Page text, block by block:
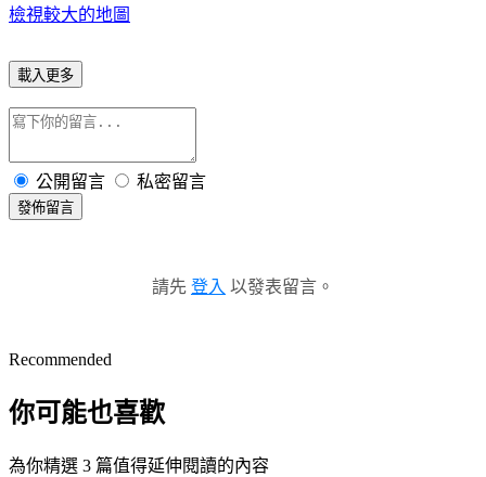
檢視較大的地圖
載入更多
公開留言 私密留言
發佈留言
請先 登入 以發表留言。
Recommended
你可能也喜歡
為你精選 3 篇值得延伸閱讀的內容